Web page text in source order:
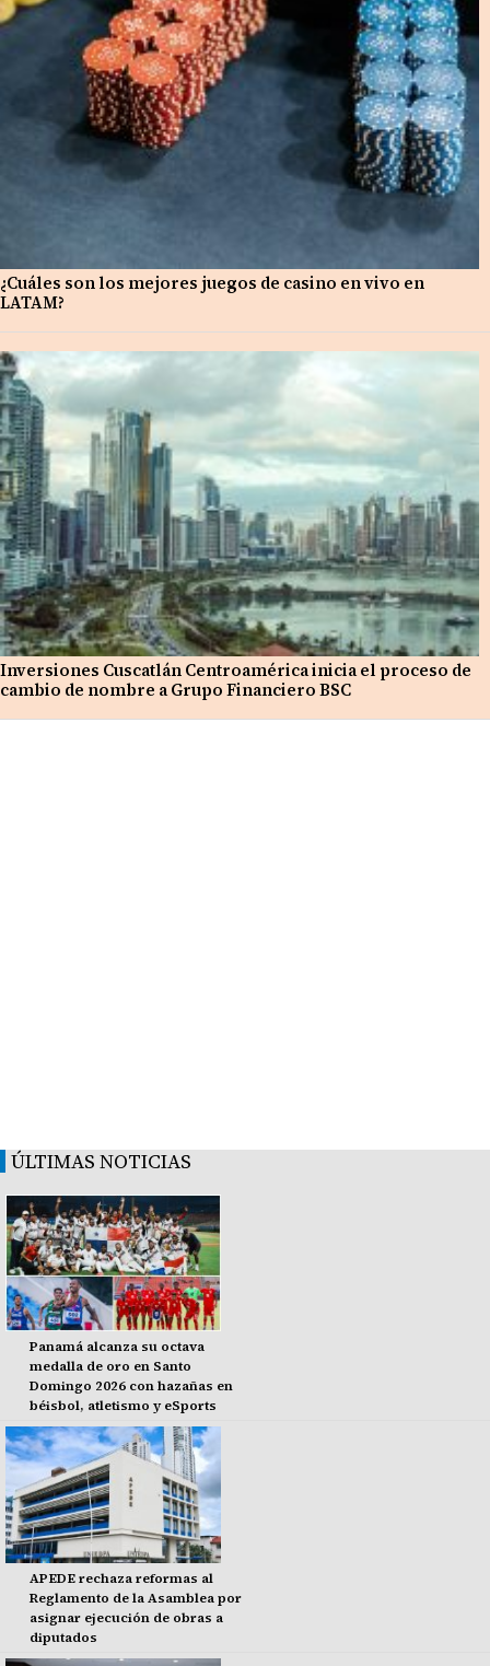
¿Cuáles son los mejores juegos de casino en vivo en
LATAM?
Inversiones Cuscatlán Centroamérica inicia el proceso de
cambio de nombre a Grupo Financiero BSC
ÚLTIMAS NOTICIAS
Panamá alcanza su octava
medalla de oro en Santo
Domingo 2026 con hazañas en
béisbol, atletismo y eSports
APEDE rechaza reformas al
Reglamento de la Asamblea por
asignar ejecución de obras a
diputados